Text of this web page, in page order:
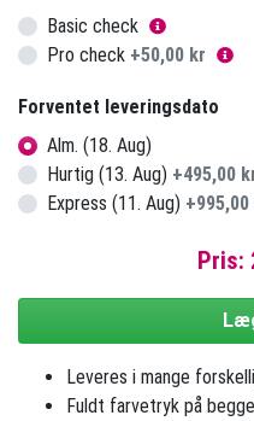
Basic check
Pro check +50,00 kr
Forventet leveringsdato
Alm. (18. Aug)
Hurtig (13. Aug) +495,00
Express (11. Aug) +
Pris:
Leveres i mange
Fuldt farvetryk på